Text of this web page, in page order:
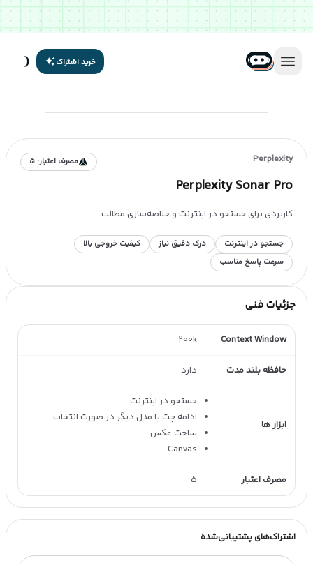
خرید اشتراک
Perplexity مصرف اعتبار: 5
Perplexity Sonar Pro
کاربردی برای جستجو در اینترنت و خلاصه‌سازی مطالب.
جستجو در اینترنت درک دقیق نیاز
کیفیت خروجی بالا
سرعت پاسخ مناسب
جزئیات فنی
Context Window
200k
حافظه بلند مدت دارد
ابزار ها
جستجو در اینترنت
ادامه چت با مدل دیگر در صورت انتخاب
ساخت عکس
Canvas
مصرف اعتبار 5
اشتراک‌های پشتیبانی‌شده